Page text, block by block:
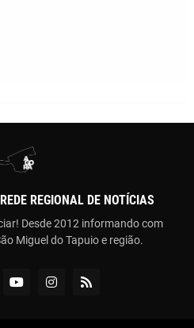
REGIONAL DE NOTÍCIAS
Desde 2012 informando com
Miguel do Tapuio e região.